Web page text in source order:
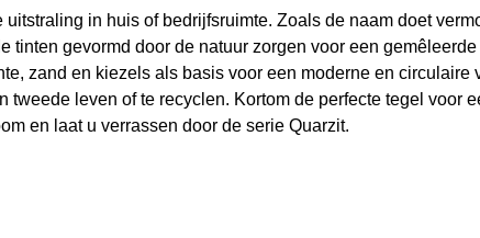
in huis of bedrijfsruimte. Zoals de naam doet
gevormd door de natuur zorgen voor een
zand en kiezels als basis voor een moderne en circulaire
leven of te recyclen. Kortom de perfecte tegel voor
en laat u verrassen door de serie Quarzit.